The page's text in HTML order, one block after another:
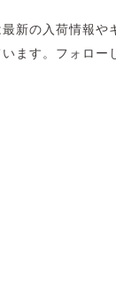
新の入荷情報や
ます。フォロー